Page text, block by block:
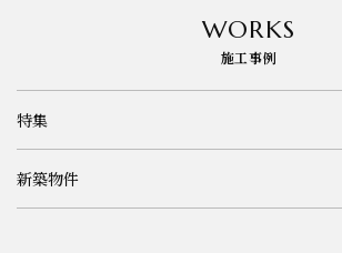
WORKS
施工事例
特集
新築物件